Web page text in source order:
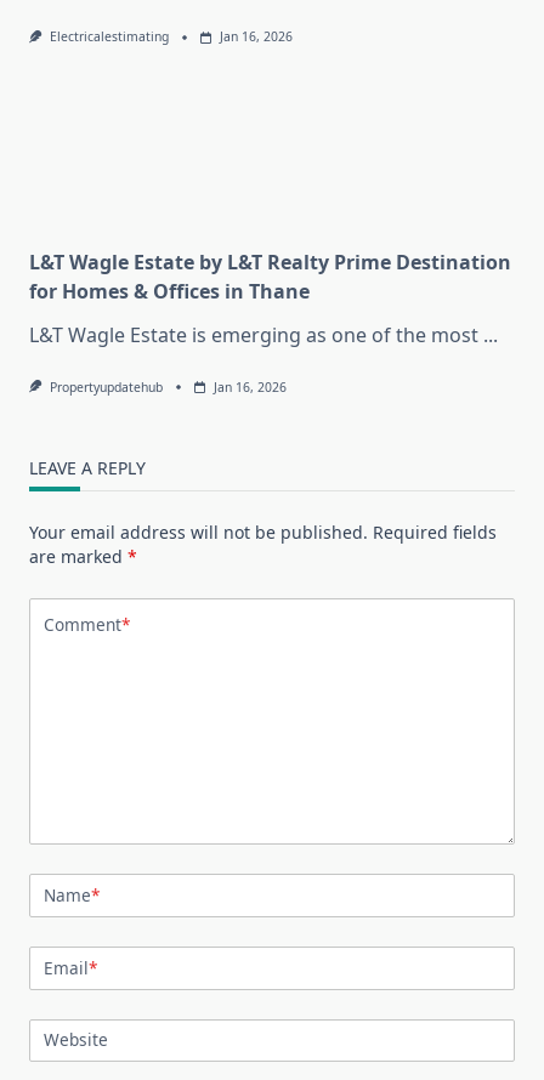
Electricalestimating Jan 16, 2026
L&T Wagle Estate by L&T Realty Prime Destination
for Homes & Offices in Thane
L&T Wagle Estate is emerging as one of the most ...
Propertyupdatehub Jan 16, 2026
LEAVE A REPLY
Your email address will not be published. Required fields
are marked *
Comment*
Name*
Email*
Website